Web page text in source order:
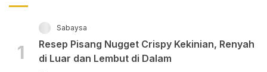
1
Sabaysa
Resep Pisang Nugget Crispy Kekinian, Renyah
di Luar dan Lembut di Dalam